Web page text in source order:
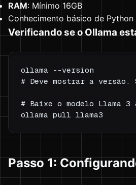
RAM: Mínimo 16GB
Conhecimento básico de Python
Verificando se o Ollama
ollama --version
# Deve mostrar a versão.
# Baixe o modelo Llama 3
Passo 1: